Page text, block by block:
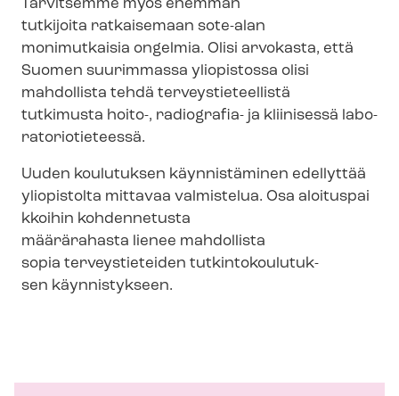
Tarvitsemme myös enemmän
tutkijoita ratkaisemaan sote-alan
monimutkaisia ongelmia. Olisi arvokasta, että
Suomen suurimmassa yliopistossa olisi
mahdollista tehdä ter­veys­tie­teel­lis­tä
tutkimusta hoito-, radiografia- ja kliinisessä la­bo­
ra­to­rio­tie­tees­sä.
Uuden koulutuksen käynnistäminen edellyttää
yliopistolta mittavaa valmistelua. Osa aloituspai
kkoihin kohdennetusta
määrärahasta lienee mahdollista
sopia terveystieteiden tut­kin­to­kou­lu­tuk­
sen käynnistykseen.